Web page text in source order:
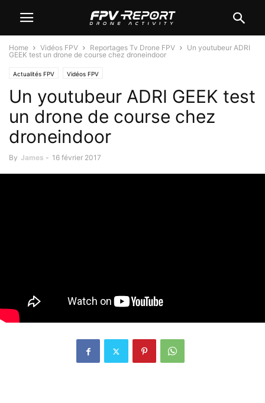
Home Vidéos FPV Reportages Tv Drone FPV
Un youtubeur ADRI
GEEK test un drone de course chez droneindoor
Actualités FPV Vidéos FPV
Un youtubeur ADRI GEEK test
un drone de course chez
droneindoor
By James - 16 février 2017